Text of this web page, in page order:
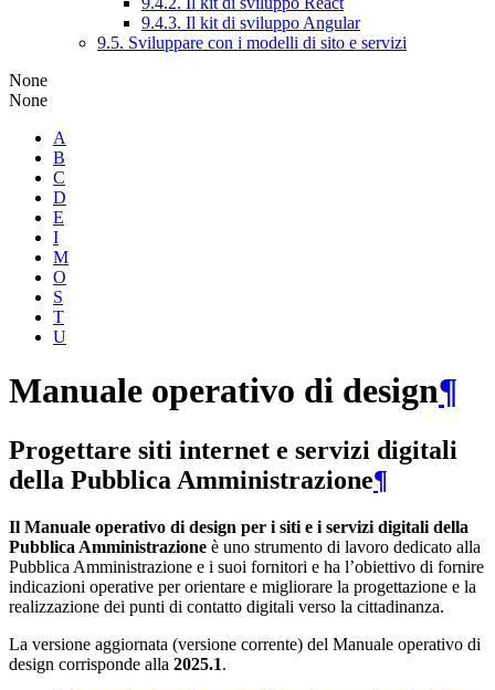
9.4.3. Il kit di sviluppo Angular
9.5. Sviluppare con i modelli di sito e servizi
None
None
A
B
C
D
E
I
M
O
S
T
U
Manuale operativo di design¶
Progettare siti internet e servizi digitali
della Pubblica Amministrazione¶
Il Manuale operativo di design per i siti e i servizi digitali della
Pubblica Amministrazione è uno strumento di lavoro dedicato alla
Pubblica Amministrazione e i suoi fornitori e ha l’obiettivo di fornire
indicazioni operative per orientare e migliorare la progettazione e la
realizzazione dei punti di contatto digitali verso la cittadinanza.
La versione aggiornata (versione corrente) del Manuale operativo di
design corrisponde alla 2025.1.